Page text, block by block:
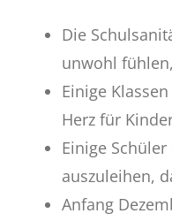
Die
unwohl
Einige
Herz für
Einige
auszuleihen,
Anfang